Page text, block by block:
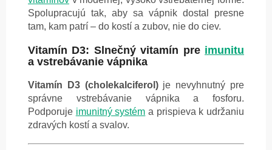
Spolupracujú tak, aby sa vápnik dostal presne
tam, kam patrí – do kostí a zubov, nie do ciev.
Vitamín D3: Slnečný vitamín pre imunitu
a vstrebávanie vápnika
Vitamín D3 (cholekalciferol)je nevyhnutný pre
správne vstrebávanie vápnika a fosforu.
Podporuje imunitný systém a prispieva k udržaniu
zdravých kostí a svalov.